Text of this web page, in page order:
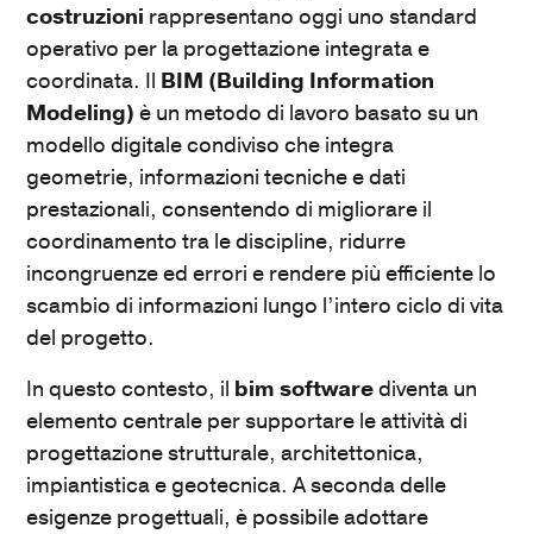
costruzioni rappresentano oggi uno standard
operativo per la progettazione integrata e
coordinata. Il BIM (Building Information
Modeling) è un metodo di lavoro basato su un
modello digitale condiviso che integra
geometrie, informazioni tecniche e dati
prestazionali, consentendo di migliorare il
coordinamento tra le discipline, ridurre
incongruenze ed errori e rendere più efficiente lo
scambio di informazioni lungo l’intero ciclo di vita
del progetto.
In questo contesto, il bim softwarediventa un
elemento centrale per supportare le attività di
progettazione strutturale, architettonica,
impiantistica e geotecnica. A seconda delle
esigenze progettuali, è possibile adottare